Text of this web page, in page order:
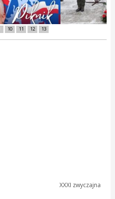
10 11 12 13
XXXI zwyczajna